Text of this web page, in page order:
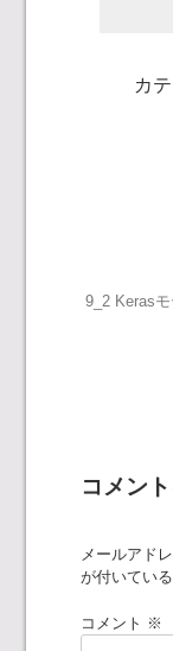
カ
投
ビ
ー
シ
9_2 Keras
コメン
メールアド
が付いてい
コメント ※